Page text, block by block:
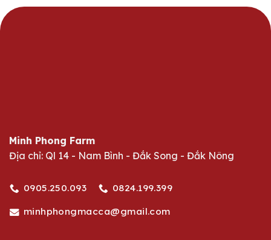
Minh Phong Farm
Địa chỉ: Ql 14 - Nam Bình - Đắk Song - Đắk Nông
0905.250.093
0824.199.399
minhphongmacca@gmail.com